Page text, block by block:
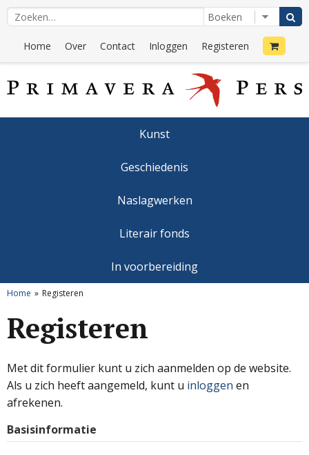
Home Over Contact Inloggen Registeren
Kunst
Geschiedenis
Naslagwerken
Literair fonds
In voorbereiding
Home Registeren
Registeren
Met dit formulier kunt u zich aanmelden op de website.
Als u zich heeft aangemeld, kunt u inloggen en
afrekenen.
Basisinformatie